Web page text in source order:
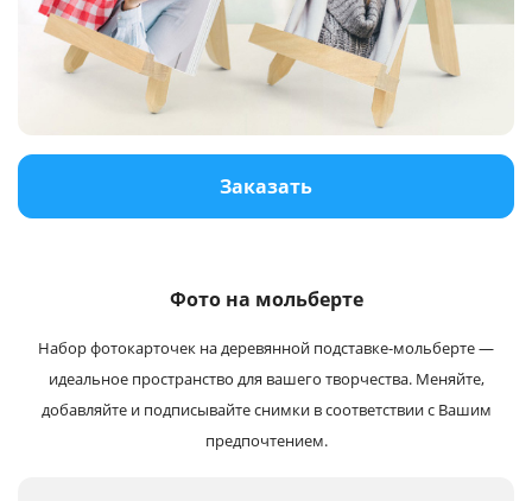
Багетная мастерская
Полиграфия
Услуги и сервис
Магазин
Заказать
Фото на мольберте
Набор фотокарточек на деревянной подставке-мольберте —
идеальное пространство для вашего творчества. Меняйте,
добавляйте и подписывайте снимки в соответствии с Вашим
предпочтением.